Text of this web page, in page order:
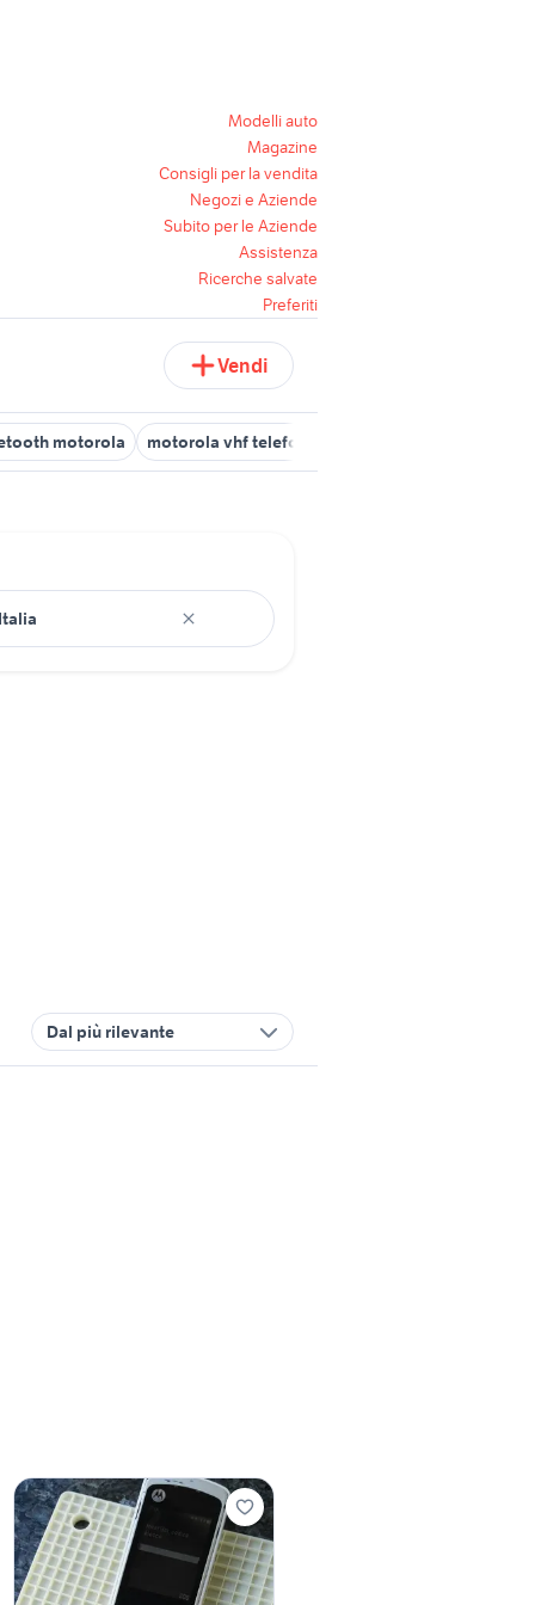
Modelli auto
Magazine
Consigli per la vendita
Negozi e Aziende
Subito per le Aziende
Assistenza
Ricerche salvate
Preferiti
Vendi
motorola motorola vhf telefonia
Dal più rilevante